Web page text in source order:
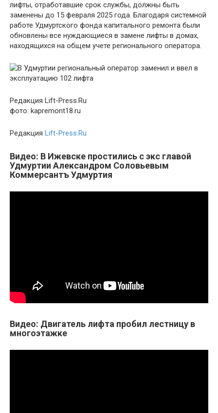
лифты, отработавшие срок службы, должны быть
заменены до 15 февраля 2025 года. Благодаря системной
работе Удмуртского фонда капитального ремонта были
обновлены все нуждающиеся в замене лифты в домах,
находящихся на общем учете регионального оператора.
Редакция Lift-Press.Ru
фото: kapremont18.ru
Редакция Lift-Press.Ru
Видео: В Ижевске простились с экс главой
Удмуртии Александром Соловьевым
Коммерсантъ Удмуртия
Видео: Двигатель лифта пробил лестницу в
многоэтажке